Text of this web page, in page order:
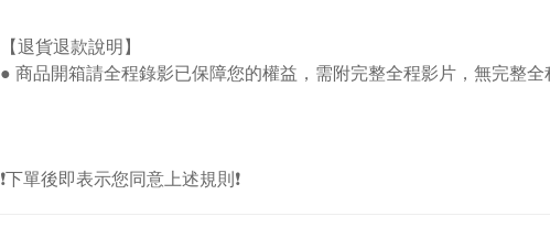
【退貨退款說明】
● 商品開箱請全程錄影已保障您的權益，需附完整全程影片，無完整
❗️下單後即表示您同意上述規則❗️